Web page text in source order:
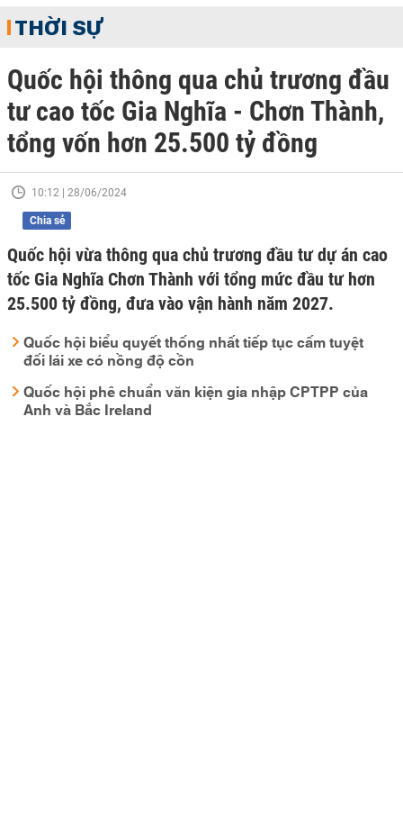
THỜI SỰ
Quốc hội thông qua chủ trương đầu
tư cao tốc Gia Nghĩa - Chơn Thành,
tổng vốn hơn 25.500 tỷ đồng
10:12 | 28/06/2024
Chia sẻ
Quốc hội vừa thông qua chủ trương đầu tư dự án cao
tốc Gia Nghĩa Chơn Thành với tổng mức đầu tư hơn
25.500 tỷ đồng, đưa vào vận hành năm 2027.
Quốc hội biểu quyết thống nhất tiếp tục cấm tuyệt
đối lái xe có nồng độ cồn
Quốc hội phê chuẩn văn kiện gia nhập CPTPP của
Anh và Bắc Ireland